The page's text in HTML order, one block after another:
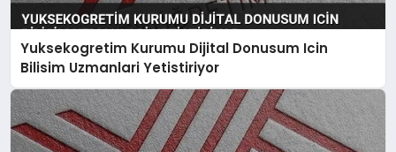
Yuksekogretim Kurumu Dijital Donusum Icin
Bilisim Uzmanlari Yetistiriyor